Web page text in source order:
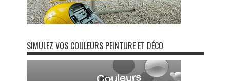
SIMULEZ VOS COULEURS PEINTURE ET DÉCO